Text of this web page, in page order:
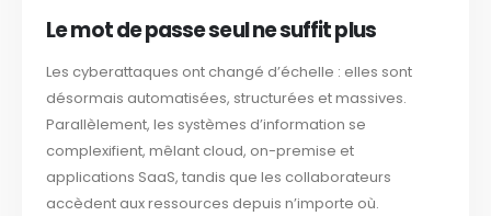
Le mot de passe seul ne suffit plus
Les cyberattaques ont changé d’échelle : elles sont
désormais automatisées, structurées et massives.
Parallèlement, les systèmes d’information se
complexifient, mêlant cloud, on-premise et
applications SaaS, tandis que les collaborateurs
accèdent aux ressources depuis n’importe où.